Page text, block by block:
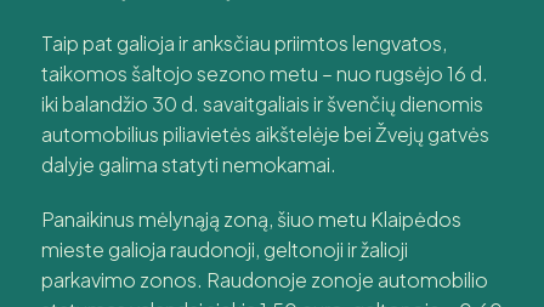
Taip pat galioja ir anksčiau priimtos lengvatos,
taikomos šaltojo sezono metu – nuo rugsėjo 16 d.
iki balandžio 30 d. savaitgaliais ir švenčių dienomis
automobilius piliavietės aikštelėje bei Žvejų gatvės
dalyje galima statyti nemokamai.
Panaikinus mėlynąją zoną, šiuo metu Klaipėdos
mieste galioja raudonoji, geltonoji ir žalioji
parkavimo zonos. Raudonoje zonoje automobilio